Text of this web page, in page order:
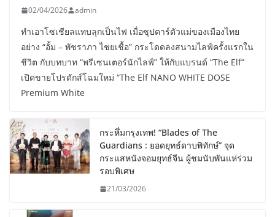
02/04/2026 admin
ทำเอาโซเชียลแทบลุกเป็นไฟ เมื่อซุปตาร์ตัวแม่ของเมืองไทย
อย่าง “อั้ม – พัชราภา ไชยเชื้อ” กระโดดลงสนามไลฟ์ครั้งแรกใน
ชีวิต กับบทบาท “พรีเซนเตอร์นักไลฟ์” ให้กับแบรนด์ “The Elf”
เปิดขายโปรดักส์โฉมใหม่ “The Elf NANO WHITE DOSE
Premium White
กระหึ่มกรุงเทพ! “Blades of The
Guardians : ยอดยุทธ์ดาบพิทักษ์” จุด
กระแสหนังจอมยุทธ์จีน ผู้ชมนับพันแห่ร่วม
รอบพิเศษ
21/03/2026